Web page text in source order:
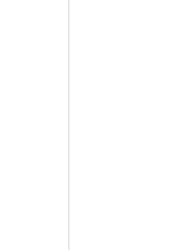
wird Genuss bei uns
In